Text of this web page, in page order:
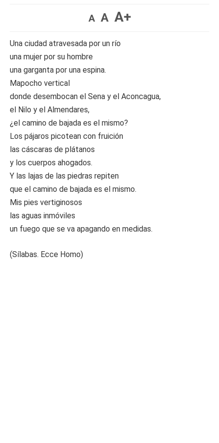
A A A+
Una ciudad atravesada por un río
una mujer por su hombre
una garganta por una espina.
Mapocho vertical
donde desembocan el Sena y el Aconcagua,
el Nilo y el Almendares,
¿el camino de bajada es el mismo?
Los pájaros picotean con fruición
las cáscaras de plátanos
y los cuerpos ahogados.
Y las lajas de las piedras repiten
que el camino de bajada es el mismo.
Mis pies vertiginosos
las aguas inmóviles
un fuego que se va apagando en medidas.
(Sílabas. Ecce Homo)